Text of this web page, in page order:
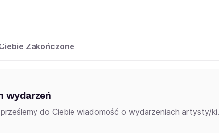
Zakończone
wydarzeń
prześlemy do Ciebie wiadomość o wydarzeniach artysty/ki.